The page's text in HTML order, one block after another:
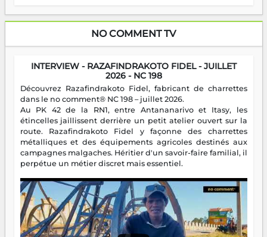
NO COMMENT TV
INTERVIEW - RAZAFINDRAKOTO FIDEL - JUILLET
2026 - NC 198
Découvrez Razafindrakoto Fidel, fabricant de charrettes
dans le no comment® NC 198 – juillet 2026.
Au PK 42 de la RN1, entre Antananarivo et Itasy, les
étincelles jaillissent derrière un petit atelier ouvert sur la
route. Razafindrakoto Fidel y façonne des charrettes
métalliques et des équipements agricoles destinés aux
campagnes malgaches. Héritier d'un savoir-faire familial, il
perpétue un métier discret mais essentiel.